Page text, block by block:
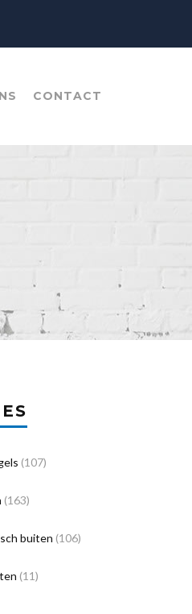
CONTACT
(107)
(163)
buiten (106)
(11)